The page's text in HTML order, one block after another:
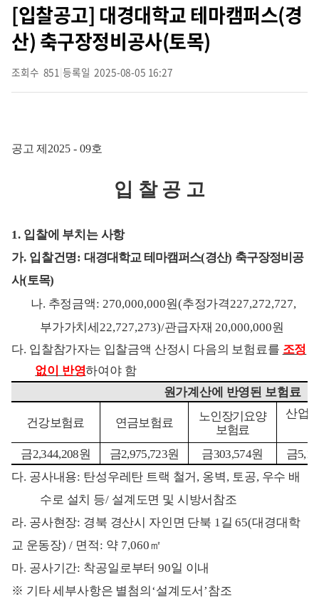
[입찰공고] 대경대학교 테마캠퍼스(경
산) 축구장정비공사(토목)
조회수 851 등록일 2025-08-05 16:27
공고 제 2025 - 09호
입 찰 공 고
1. 입찰에 부치는 사항
가. 입찰건명:대경대학교 테마캠퍼스(경산) 축구장정비공
사(토목)
나. 추정금액: 270,000,000원(추정가격227,272,727,
부가가치세22,727,273)/관급자재20,000,000원
다. 입찰참가자는 입찰금액 산정시 다음의 보험료를 조정
없이 반영하여야 함
원가계산에 반영된 보험료
건강보험료 연금보험료
노인장기요양
보험료
산업
금2,344,208원 금2,975,723원 금303,574원 금
다. 공사내용: 탄성우레탄 트랙 철거 , 옹벽, 토공, 우수 배
수로 설치 등/ 설계도면 및 시방서참조
라. 공사현장: 경북 경산시 자인면 단북 1길65(대경대학
교 운동장) / 면적: 약 7,060㎡
마. 공사기간: 착공일로부터 90일 이내
※ 기타 세부사항은 별첨의 ‘설계도서 ’참조